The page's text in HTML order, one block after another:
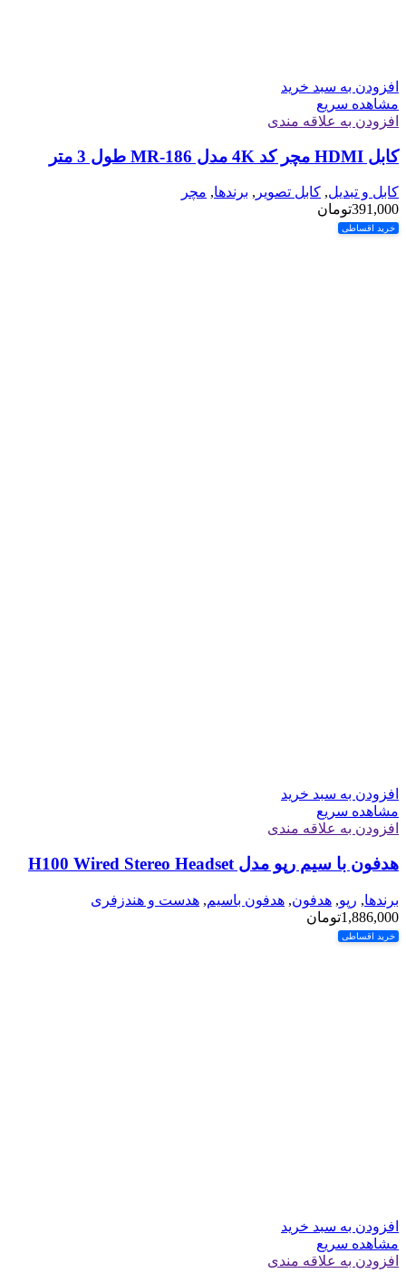
افزودن به سبد خرید
مشاهده سریع
افزودن به علاقه مندی
کابل HDMI مچر کد 4K مدل MR-186 طول 3 متر
کابل و تبدیل, کابل تصویر , برندها, مچر
391,000تومان
خرید اقساطی
افزودن به سبد خرید
مشاهده سریع
افزودن به علاقه مندی
هدفون با سیم رپو مدل H100 Wired Stereo Headset
برندها, رپو, هدفون, هدفون باسیم, هدست و هندزفری
1,886,000تومان
خرید اقساطی
افزودن به سبد خرید
مشاهده سریع
افزودن به علاقه مندی